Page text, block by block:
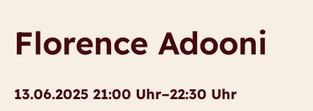
Florence Adooni
13.06.2025 21:00 Uhr–22:30 Uhr